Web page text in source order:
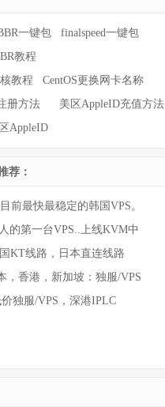
一键包
finalspeed一键包
教程
教程
CentOS更换网卡名称
册方法
美区AppleID充值方法
AppleID
荐：
目前最快最稳定的韩国VPS。
的第一台VPS..上线KVM中
KT线路，日本直连线路
，香港，新加坡：独服/VPS
价独服/VPS，深港IPLC